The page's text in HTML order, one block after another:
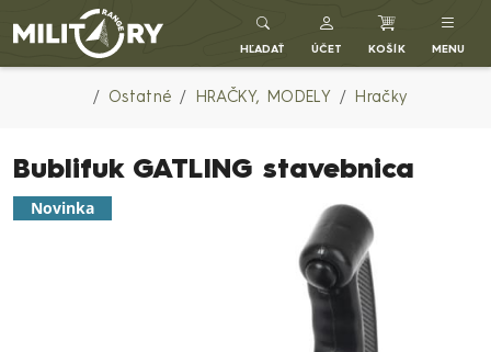
Army shop MILITARY RANGE SK
HĽADAŤ ÚČET KOŠÍK MENU
Ostatné HRAČKY, MODELY Hračky
Bublifuk GATLING stavebnica
Novinka